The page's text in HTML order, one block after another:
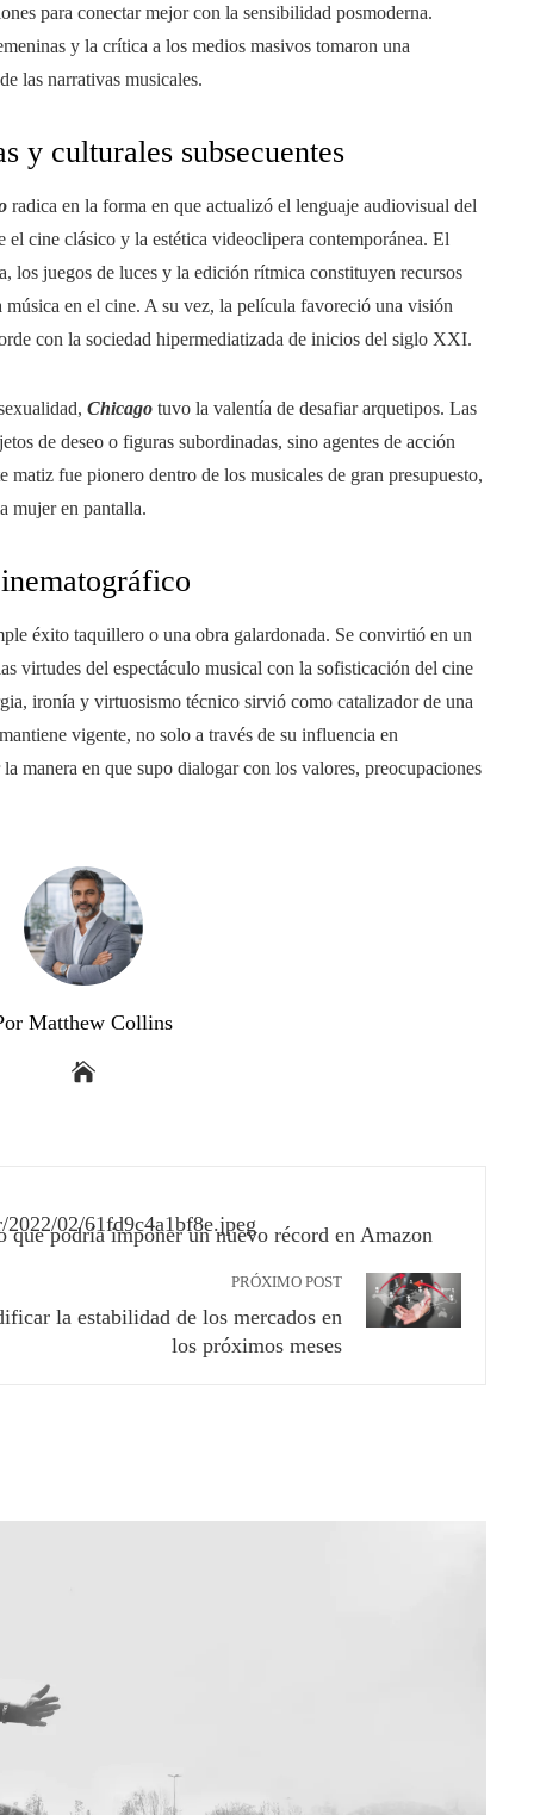
para conectar mejor con la sensibilidad posmoderna.
y la crítica a los medios masivos tomaron una
las narrativas musicales.
y culturales subsecuentes
radica en la forma en que actualizó el lenguaje audiovisual del
el cine clásico y la estética videoclipera contemporánea. El
los juegos de luces y la edición rítmica constituyen recursos
en el cine. A su vez, la película favoreció una visión
con la sociedad hipermediatizada de inicios del siglo XXI.
Chicago tuvo la valentía de desafiar arquetipos. Las
de deseo o figuras subordinadas, sino agentes de acción
matiz fue pionero dentro de los musicales de gran presupuesto,
mujer en pantalla.
éxito taquillero o una obra galardonada. Se convirtió en un
virtudes del espectáculo musical con la sofisticación del cine
ironía y virtuosismo técnico sirvió como catalizador de una
vigente, no solo a través de su influencia en
manera en que supo dialogar con los valores, preocupaciones
Matthew Collins
que podría imponer un nuevo récord en Amazon
PRÓXIMO POST
la estabilidad de los mercados en
los próximos meses